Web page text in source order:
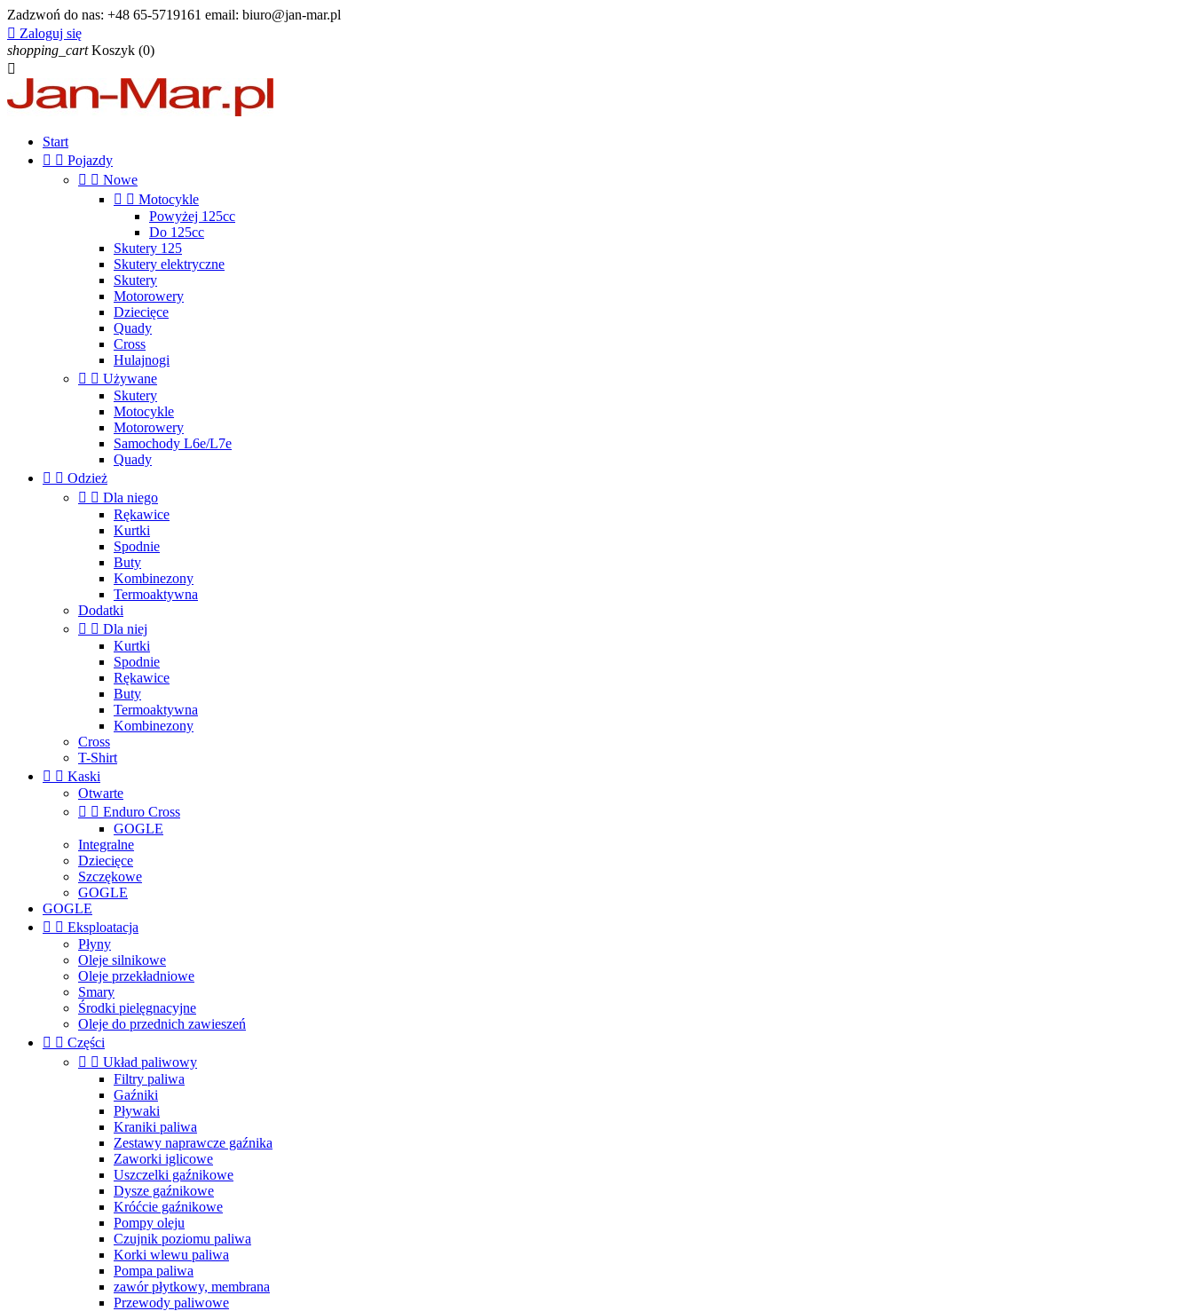
Zadzwoń do nas: +48 65-5719161 email: biuro@jan-mar.pl
 Zaloguj się
shopping_cart Koszyk (0)

Start
  Pojazdy
  Nowe
  Motocykle
Powyżej 125cc
Do 125cc
Skutery 125
Skutery elektryczne
Skutery
Motorowery
Dziecięce
Quady
Cross
Hulajnogi
  Używane
Skutery
Motocykle
Motorowery
Samochody L6e/L7e
Quady
  Odzież
  Dla niego
Rękawice
Kurtki
Spodnie
Buty
Kombinezony
Termoaktywna
Dodatki
  Dla niej
Kurtki
Spodnie
Rękawice
Buty
Termoaktywna
Kombinezony
Cross
T-Shirt
  Kaski
Otwarte
  Enduro Cross
GOGLE
Integralne
Dziecięce
Szczękowe
GOGLE
GOGLE
  Eksploatacja
Płyny
Oleje silnikowe
Oleje przekładniowe
Smary
Środki pielęgnacyjne
Oleje do przednich zawieszeń
  Części
  Układ paliwowy
Filtry paliwa
Gaźniki
Pływaki
Kraniki paliwa
Zestawy naprawcze gaźnika
Zaworki iglicowe
Uszczelki gaźnikowe
Dysze gaźnikowe
Króćcie gaźnikowe
Pompy oleju
Czujnik poziomu paliwa
Korki wlewu paliwa
Pompa paliwa
zawór płytkowy, membrana
Przewody paliwowe